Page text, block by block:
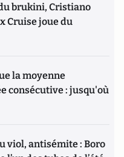
brukini, Cristiano
Cruise joue du
la moyenne
consécutive : jusqu'où
viol, antisémite : Boro